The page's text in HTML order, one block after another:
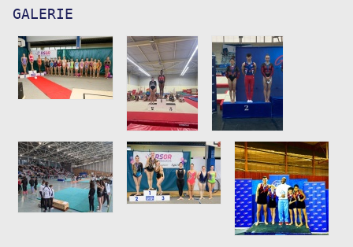
GALERIE